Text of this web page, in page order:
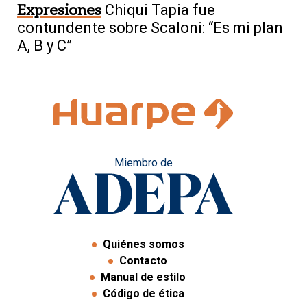
Expresiones Chiqui Tapia fue
contundente sobre Scaloni: “Es mi plan
A, B y C”
Miembro de
Quiénes somos
Contacto
Manual de estilo
Código de ética